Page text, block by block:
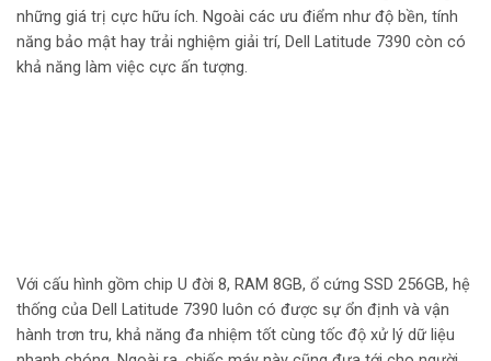
những giá trị cực hữu ích. Ngoài các ưu điểm như độ bền, tính
năng bảo mật hay trải nghiệm giải trí, Dell Latitude 7390 còn có
khả năng làm việc cực ấn tượng.
Với cấu hình gồm chip U đời 8, RAM 8GB, ổ cứng SSD 256GB, hệ
thống của Dell Latitude 7390 luôn có được sự ổn định và vận
hành trơn tru, khả năng đa nhiệm tốt cùng tốc độ xử lý dữ liệu